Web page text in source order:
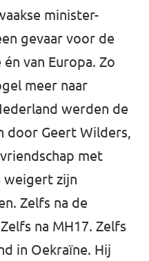
minister-
gevaar voor de
van Europa. Zo
meer naar
werden de
door Geert Wilders,
met
weigert zijn
Zelfs na de
na MH17. Zelfs
in Oekraïne. Hij